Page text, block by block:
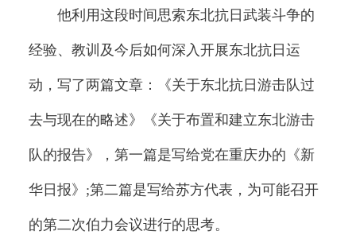
他利用这段时间思索东北抗日武装斗争的
经验、教训及今后如何深入开展东北抗日运
动，写了两篇文章：《关于东北抗日游击队过
去与现在的略述》《关于布置和建立东北游击
队的报告》，第一篇是写给党在重庆办的《新
华日报》;第二篇是写给苏方代表，为可能召开
的第二次伯力会议进行的思考。